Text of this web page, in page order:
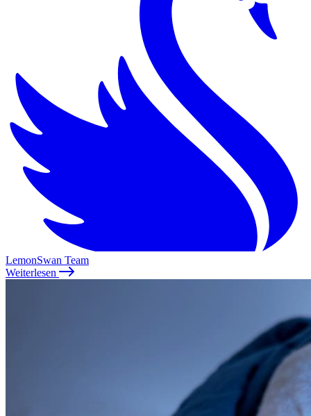
LemonSwan Team
Weiterlesen